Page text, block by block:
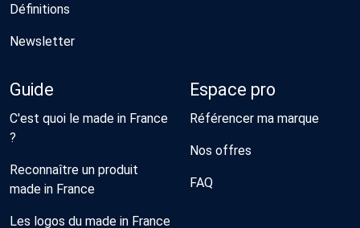
Définitions
Newsletter
Guide
C'est quoi le made in France
?
Reconnaître un produit
made in France
Les logos du made in France
Espace pro
Référencer ma marque
Nos offres
FAQ